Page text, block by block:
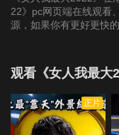
第20220124期
第20220207期
22》pc网页端在线观看
源，如果你有更好更快
观看《女人我最大
正片